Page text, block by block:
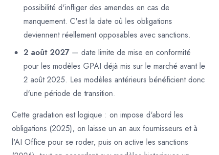
possibilité d'infliger des amendes en cas de
manquement. C'est la date où les obligations
deviennent réellement opposables avec sanctions.
2 août 2027 — date limite de mise en conformité
pour les modèles GPAI déjà mis sur le marché avant le
2 août 2025. Les modèles antérieurs bénéficient donc
d'une période de transition.
Cette gradation est logique : on impose d'abord les
obligations (2025), on laisse un an aux fournisseurs et à
l'AI Office pour se roder, puis on active les sanctions